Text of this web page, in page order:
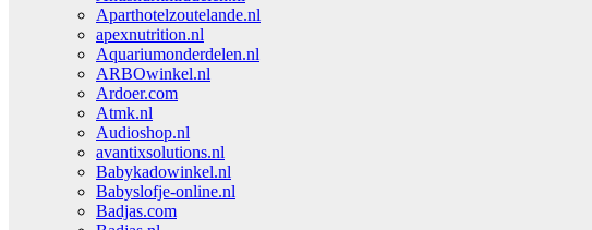
Aparthotelzoutelande.nl
apexnutrition.nl
Aquariumonderdelen.nl
ARBOwinkel.nl
Ardoer.com
Atmk.nl
Audioshop.nl
avantixsolutions.nl
Babykadowinkel.nl
Babyslofje-online.nl
Badjas.com